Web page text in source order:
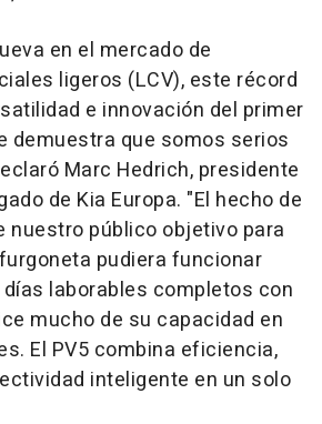
en el mercado de
ligeros (LCV), este récord
e innovación del primer
demuestra que somos serios
Marc Hedrich, presidente
de Kia Europa. "El hecho de
nuestro público objetivo para
pudiera funcionar
laborables completos con
mucho de su capacidad en
El PV5 combina eficiencia,
inteligente en un solo